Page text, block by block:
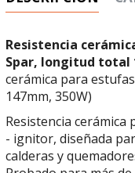
Resistencia
Spar, longitud total
cerámica para
147mm, 350W)
Resistencia cerámica
- ignitor, diseñada
calderas y